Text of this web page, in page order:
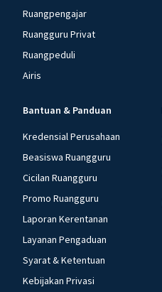
Ruangpengajar
Ruangguru Privat
Ruangpeduli
Airis
Bantuan & Panduan
Kredensial Perusahaan
Beasiswa Ruangguru
Cicilan Ruangguru
Promo Ruangguru
Laporan Kerentanan
Layanan Pengaduan
Syarat & Ketentuan
Kebijakan Privasi